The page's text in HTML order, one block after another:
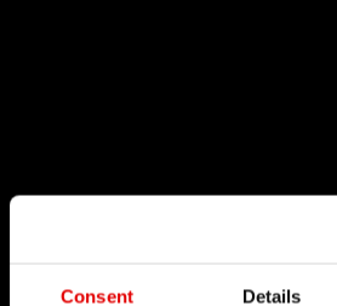
Consent Details